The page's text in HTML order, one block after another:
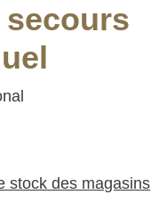
stock des magasins